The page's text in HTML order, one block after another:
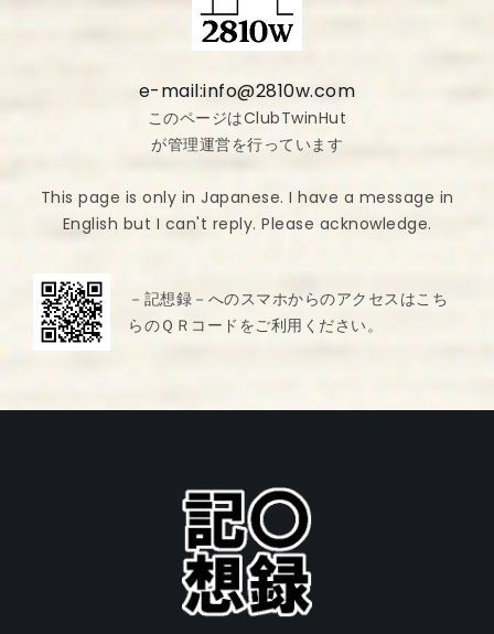
e-mail:info@2810w.com
このページはClubTwinHut
が管理運営を行っています
This page is only in Japanese. I have a message in
English but I can't reply. Please acknowledge.
－記想録－へのスマホからのアクセスはこち
らのＱＲコードをご利用ください。